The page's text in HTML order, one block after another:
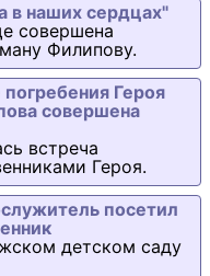
в наших сердцах"
совершена
Филипову.
Героя
совершена
встреча
Героя.
посетил
детском саду